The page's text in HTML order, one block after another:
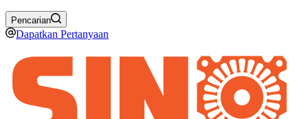
Pencarian
Dapatkan Pertanyaan